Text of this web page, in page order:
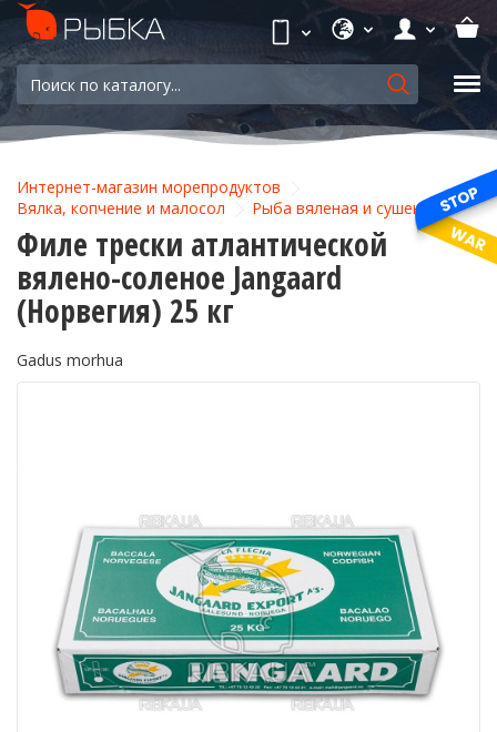
Интернет-магазин морепродуктов
Вялка, копчение и малосол
Рыба вяленая и сушеная
Филе трески атлантической
вялено-соленое Jangaard
(Норвегия) 25 кг
Gadus morhua